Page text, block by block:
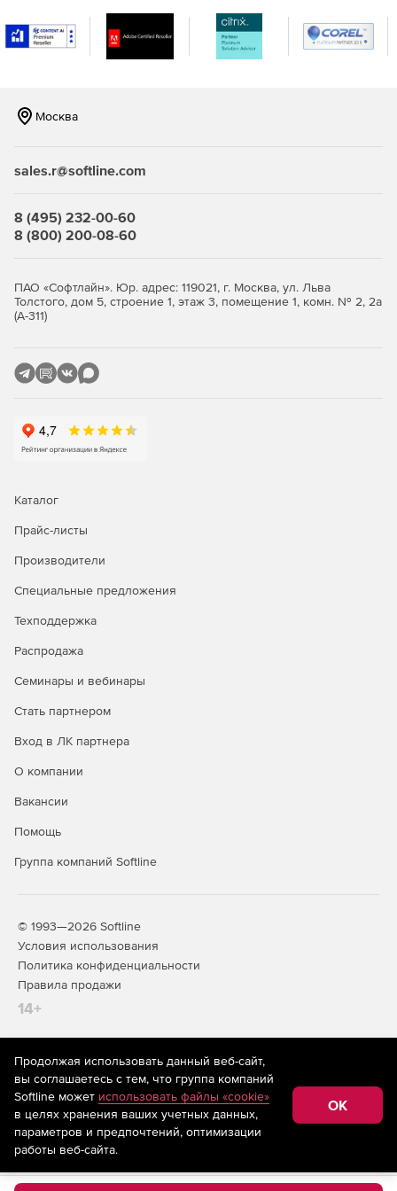
Москва
sales.r@softline.com
8 (495) 232-00-60
8 (800) 200-08-60
ПАО «Софтлайн». Юр. адрес: 119021, г. Москва, ул. Льва
Толстого, дом 5, строение 1, этаж 3, помещение 1, комн. № 2, 2а
(А-311)
Каталог
Прайс-листы
Производители
Специальные предложения
Техподдержка
Распродажа
Семинары и вебинары
Стать партнером
Вход в ЛК партнера
О компании
Вакансии
Помощь
Группа компаний Softline
© 1993—2026 Softline
Условия использования
Политика конфиденциальности
Правила продажи
14+
На информационном ресурсе store.softline.ru применяются
рекомендательные технологии(информационные технологии
предоставления информации на основе сбора,
систематизации и анализа сведений, относящихся к
предпочтениям пользователей сети «Интернет»,
находящихся на территории Российской Федерации)
Продолжая использовать данный веб-сайт,
вы соглашаетесь с тем, что группа компаний
Softline может использовать файлы «cookie»
в целях хранения ваших учетных данных,
параметров и предпочтений, оптимизации
работы веб-сайта.
OK